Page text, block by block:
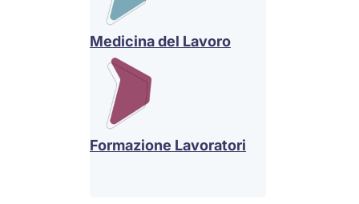
Medicina del Lavoro
Formazione Lavoratori